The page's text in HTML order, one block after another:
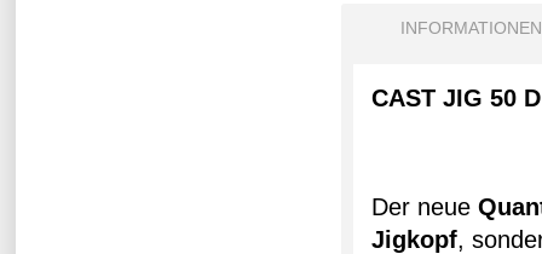
INFORMATIONEN
CAST JIG 50
Der neue
Jigkopf,